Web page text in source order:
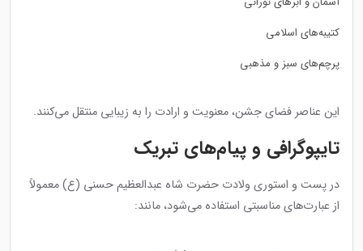
کتیبه‌های اسلامی
پرچم‌های سبز و مذهبی
این عناصر فضای جشن، معنویت و ارادت را به زیبایی منتقل می‌کنند.
تایپوگرافی و پیام‌های تبریک
در پست و استوری ولادت حضرت شاه عبدالعظیم حسنی (ع) معمولاً
از عبارت‌های مناسبتی استفاده می‌شود، مانند: